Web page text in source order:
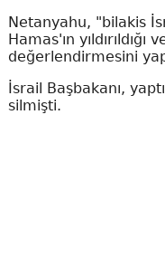
Netanyahu, "bilakis
Hamas'ın yıldırıldığı
değerlendirmesini
İsrail Başbakanı,
silmişti.